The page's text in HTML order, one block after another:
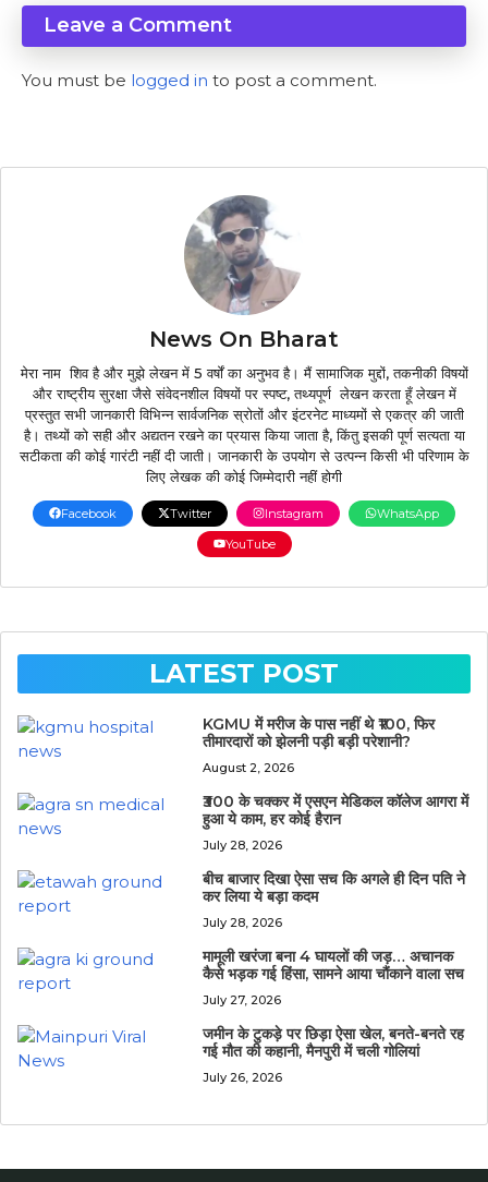
Leave a Comment
You must be logged in to post a comment.
News On Bharat
मेरा नाम शिव है और मुझे लेखन में 5 वर्षों का अनुभव है। मैं सामाजिक मुद्दों, तकनीकी विषयों
और राष्ट्रीय सुरक्षा जैसे संवेदनशील विषयों पर स्पष्ट, तथ्यपूर्ण लेखन करता हूँ लेखन में
प्रस्तुत सभी जानकारी विभिन्न सार्वजनिक स्रोतों और इंटरनेट माध्यमों से एकत्र की जाती
है। तथ्यों को सही और अद्यतन रखने का प्रयास किया जाता है, किंतु इसकी पूर्ण सत्यता या
सटीकता की कोई गारंटी नहीं दी जाती। जानकारी के उपयोग से उत्पन्न किसी भी परिणाम के
लिए लेखक की कोई जिम्मेदारी नहीं होगी
Facebook Twitter Instagram
WhatsApp
YouTube
LATEST POST
KGMU में मरीज के पास नहीं थे ₹100, फिर
तीमारदारों को झेलनी पड़ी बड़ी परेशानी?
August 2, 2026
₹300 के चक्कर में एसएन मेडिकल कॉलेज आगरा में
हुआ ये काम, हर कोई हैरान
July 28, 2026
बीच बाजार दिखा ऐसा सच कि अगले ही दिन पति ने
कर लिया ये बड़ा कदम
July 28, 2026
मामूली खरंजा बना 4 घायलों की जड़… अचानक
कैसे भड़क गई हिंसा, सामने आया चौंकाने वाला सच
July 27, 2026
जमीन के टुकड़े पर छिड़ा ऐसा खेल, बनते-बनते रह
गई मौत की कहानी, मैनपुरी में चली गोलियां
July 26, 2026